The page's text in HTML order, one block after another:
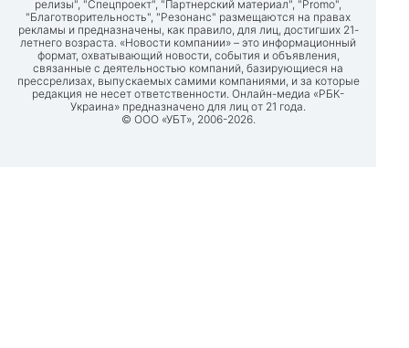
релизы", "Спецпроект", "Партнерский материал", "Promo",
"Благотворительность", "Резонанс" размещаются на правах
рекламы и предназначены, как правило, для лиц, достигших 21-
летнего возраста. «Новости компании» – это информационный
формат, охватывающий новости, события и объявления,
связанные с деятельностью компаний, базирующиеся на
прессрелизах, выпускаемых самими компаниями, и за которые
редакция не несет ответственности. Онлайн-медиа «РБК-
Украина» предназначено для лиц от 21 года.
© ООО «УБТ», 2006-2026.